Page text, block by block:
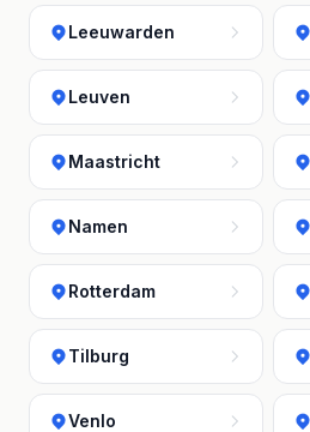
Leeuwarden
Leuven
Maastricht
Namen
Rotterdam
Tilburg
Venlo